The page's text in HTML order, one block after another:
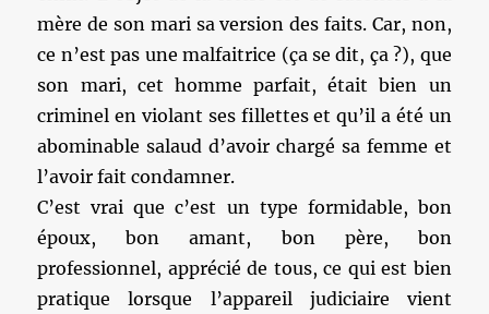
mère de son mari sa version des faits. Car, non,
ce n’est pas une malfaitrice (ça se dit, ça ?), que
son mari, cet homme parfait, était bien un
criminel en violant ses fillettes et qu’il a été un
abominable salaud d’avoir chargé sa femme et
l’avoir fait condamner.
C’est vrai que c’est un type formidable, bon
époux, bon amant, bon père, bon
professionnel, apprécié de tous, ce qui est bien
pratique lorsque l’appareil judiciaire vient